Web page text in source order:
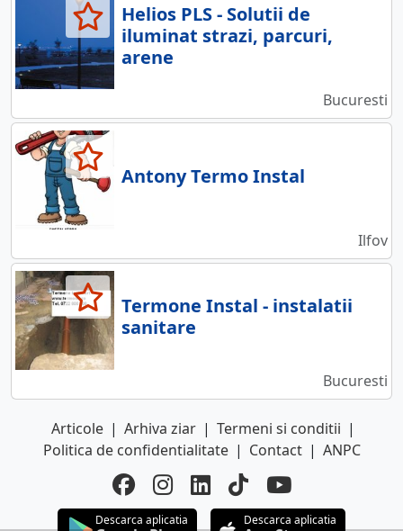
Helios PLS - Solutii de
iluminat strazi, parcuri,
arene
Bucuresti
Antony Termo Instal
Ilfov
Termone Instal - instalatii
sanitare
Bucuresti
Articole | Arhiva ziar | Termeni si conditii |
Politica de confidentialitate | Contact | ANPC
Descarca aplicatia Descarca aplicatia